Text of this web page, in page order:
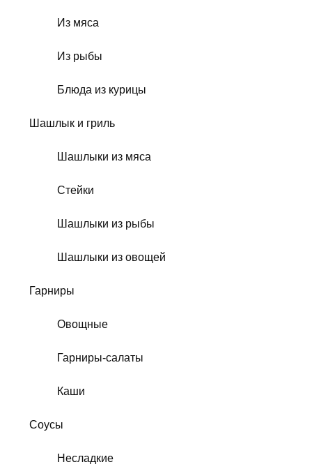
Из мяса
Из рыбы
Блюда из курицы
Шашлык и гриль
Шашлыки из мяса
Стейки
Шашлыки из рыбы
Шашлыки из овощей
Гарниры
Овощные
Гарниры-салаты
Каши
Соусы
Несладкие